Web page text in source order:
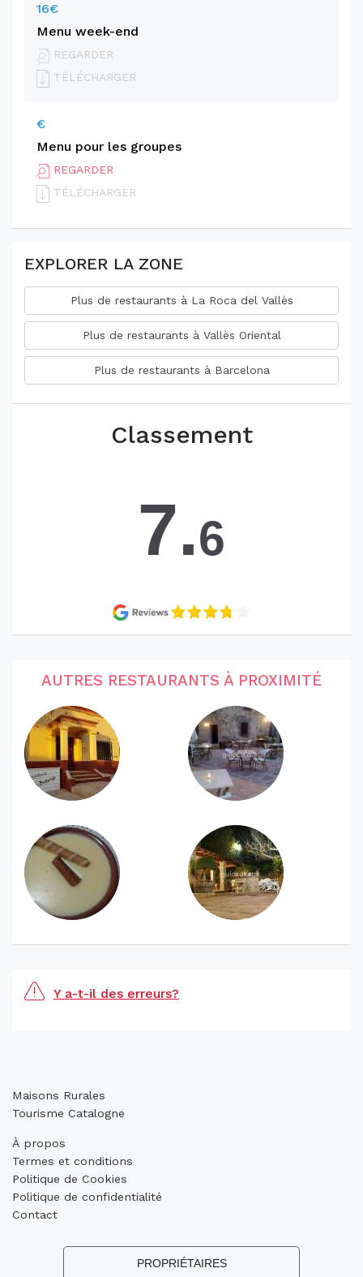
16€
Menu week-end
REGARDER
TÉLÉCHARGER
€
Menu pour les groupes
REGARDER
TÉLÉCHARGER
EXPLORER LA ZONE
Plus de restaurants à La Roca del Vallès
Plus de restaurants à Vallès Oriental
Plus de restaurants à Barcelona
Classement
7.6
AUTRES RESTAURANTS À PROXIMITÉ
Y a-t-il des erreurs?
Maisons Rurales
Tourisme Catalogne
À propos
Termes et conditions
Politique de Cookies
Politique de confidentialité
Contact
PROPRIÉTAIRES